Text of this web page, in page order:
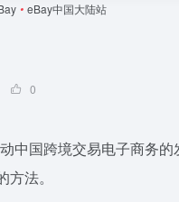
• eBay中国大陆站
0
中国跨境交易电子商务
法。